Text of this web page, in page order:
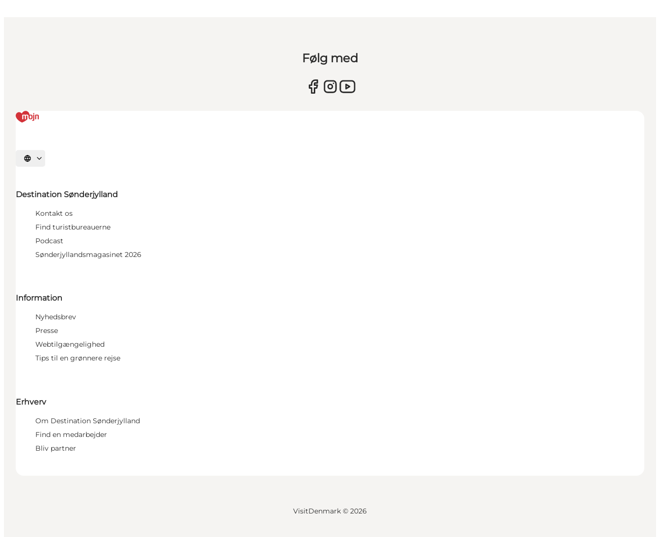
Følg med
Vælg sprog
Destination Sønderjylland
Kontakt os
Find turistbureauerne
Podcast
Sønderjyllandsmagasinet 2026
Information
Nyhedsbrev
Presse
Webtilgængelighed
Tips til en grønnere rejse
Erhverv
Om Destination Sønderjylland
Find en medarbejder
Bliv partner
VisitDenmark © 2026